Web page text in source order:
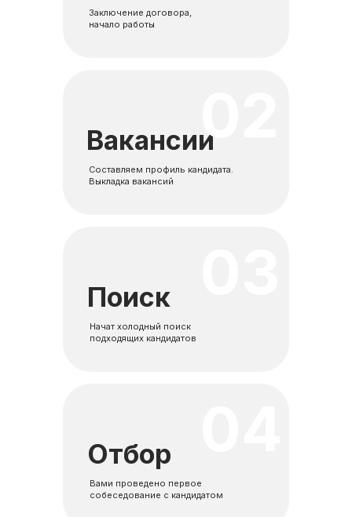
Заключение договора,
начало работы
Вакансии02
Составляем профиль кандидата.
Выкладка вакансий
Поиск
Начат холодный поиск
подходящих кандидатов
Отбор
Вами проведено первое
собеседование с кандидатом